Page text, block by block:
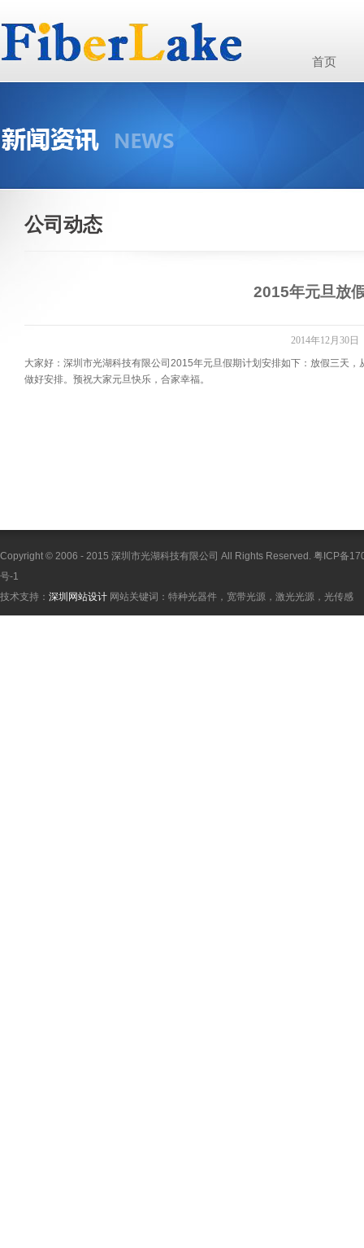
首页
公司动态
2015年元旦放
2014年12月30日
大家好：深圳市光湖科技有限公司2015年元旦假期计划安排如下：放假三天
做好安排。预祝大家元旦快乐，合家幸福。
Copyright © 2006 - 2015 深圳市光湖科技有限公司 All Rights Reserved. 粤ICP备
号-1
技术支持： 深圳网站设计 网站关键词：特种光器件，宽带光源，激光光源，光传感